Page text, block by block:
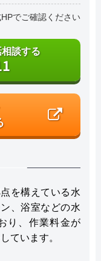
でご確認ください
談する
を構えている水
、浴室などの水
り、作業料金が
ています。